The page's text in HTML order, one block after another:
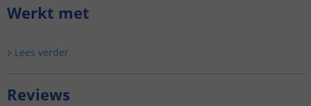
Werkt met
Lees verder
Reviews